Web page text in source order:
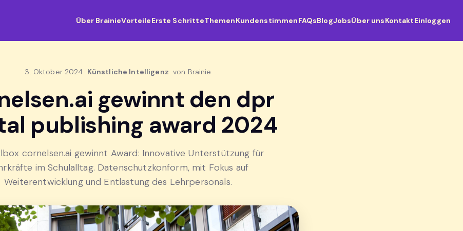
Über BrainieVorteileErste SchritteThemenKundenstimmenFAQsBlogJobsÜber unsKontaktEinloggen
3. Oktober 2024 Künstliche Intelligenz von Brainie
gewinnt den dpr
publishing award 2024
cornelsen.ai gewinnt Award: Innovative Unterstützung für
im Schulalltag. Datenschutzkonform, mit Fokus auf
Weiterentwicklung und Entlastung des Lehrpersonals.